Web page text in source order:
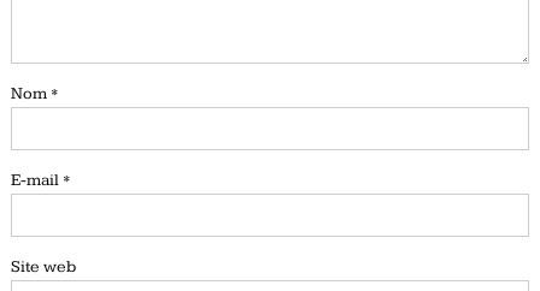
Nom *
E-mail *
Site web